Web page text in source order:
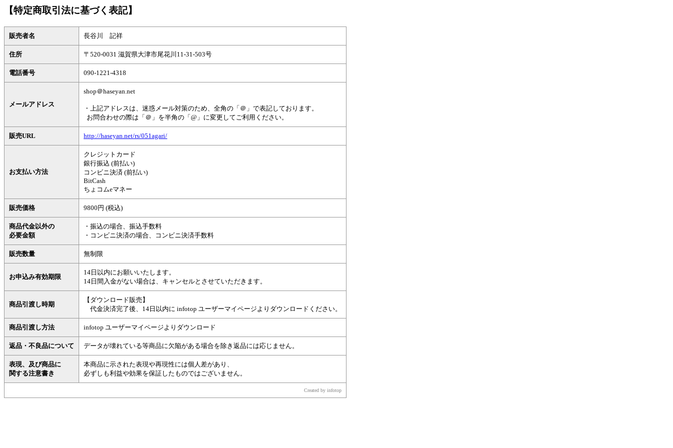
【特定商取引法に基づく表記】
販売者名 長谷川 記祥
住所 〒520-0031 滋賀県大津市尾花川11-31-503号
電話番号 090-1221-4318
メールアドレス
shop＠haseyan.net
・上記アドレスは、迷惑メール対策のため、全角の「＠」で表記しております。
お問合わせの際は「＠」を半角の「@」に変更してご利用ください。
販売URL http://haseyan.net/rs/051agari/
お支払い方法
クレジットカード
銀行振込 (前払い)
コンビニ決済 (前払い)
BitCash
ちょコムeマネー
販売価格 9800円 (税込)
商品代金以外の
必要金額
・振込の場合、振込手数料
・コンビニ決済の場合、コンビニ決済手数料
販売数量 無制限
お申込み有効期限
14日以内にお願いいたします。
14日間入金がない場合は、キャンセルとさせていただきます。
商品引渡し時期
【ダウンロード販売】
代金決済完了後、14日以内に infotop ユーザーマイページよりダウンロードください。
商品引渡し方法 infotop ユーザーマイページよりダウンロード
返品・不良品について データが壊れている等商品に欠陥がある場合を除き返品には応じません。
表現、及び商品に
関する注意書き
本商品に示された表現や再現性には個人差があり、
必ずしも利益や効果を保証したものではございません。
Created by infotop